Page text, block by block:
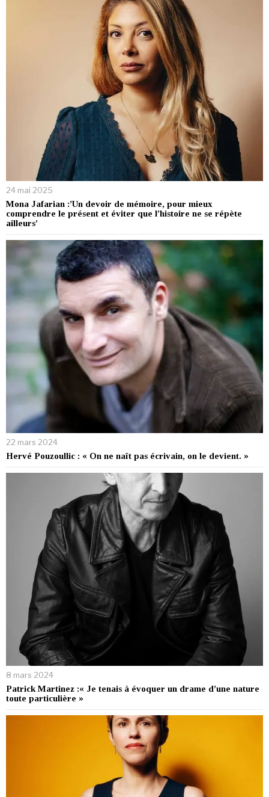
24 mai 2025
Mona Jafarian :’Un devoir de mémoire, pour mieux
comprendre le présent et éviter que l’histoire ne se répète
ailleurs’
22 mars 2024
Hervé Pouzoullic : « On ne naît pas écrivain, on le devient. »
8 mars 2024
Patrick Martinez :« Je tenais à évoquer un drame d’une nature
toute particulière »